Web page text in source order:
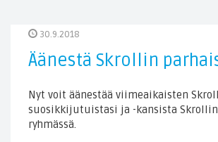
30.9.2018
Äänestä Skrollin
Nyt voit äänestää viimeaikaisten
suosikkijutuistasi ja -kansista Skrollin
ryhmässä.